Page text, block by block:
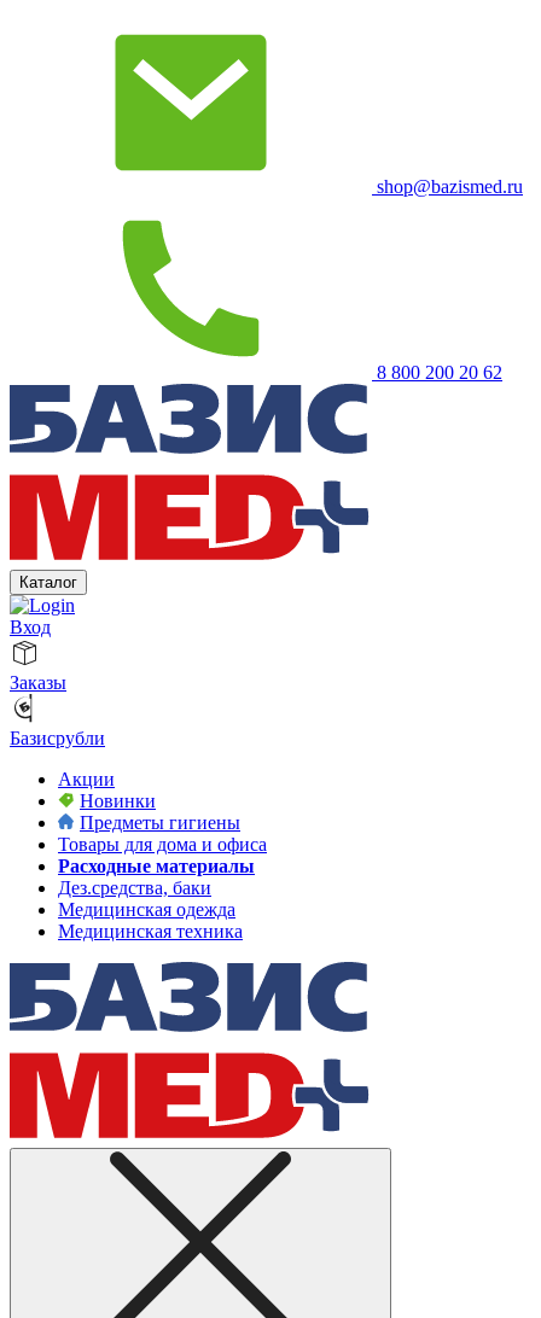
shop@bazismed.ru
8 800 200 20 62
Каталог
Вход
Заказы
Базисрубли
Акции
Новинки
Предметы гигиены
Товары для дома и офиса
Расходные материалы
Дез.средства, баки
Медицинская одежда
Медицинская техника